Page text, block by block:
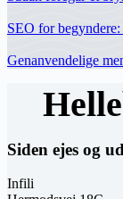
SEO for
Genanvendelige
Siden ejes og
Infili